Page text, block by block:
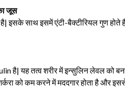
जूस
इसके साथ इसमें एंटी-बैक्टीरियल गुण
है| यह तत्व शरीर में इन्सुलिन लेवल को
को कम करने में मददगार होता है और